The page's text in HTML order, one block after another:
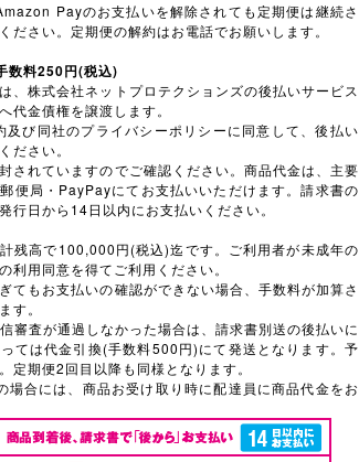
Payのお支払いを解除されても定期便は継続さ
ださい。定期便の解約はお電話でお願いします。
数料250円(税込)
、株式会社ネットプロテクションズの後払いサービス
代金債権を譲渡します。
及び同社のプライバシーポリシーに同意して、後払い
ださい。
されていますのでご確認ください。商品代金は、主要
便局・PayPayにてお支払いいただけます。請求書の
行日から14日以内にお支払いください。
残高で100,000円(税込)迄です。ご利用者が未成年の
利用同意を得てご利用ください。
てもお支払いの確認ができない場合、手数料が加算さ
す。
審査が通過しなかった場合は、請求書別送の後払いに
ては代金引換(手数料500円)にて発送となります。予
定期便2回目以降も同様となります。
場合には、商品お受け取り時に配達員に商品代金をお